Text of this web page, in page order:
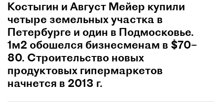
Костыгин и Август Мейер купили
четыре земельных участка в
Петербурге и один в Подмосковье.
1м2 обошелся бизнесменам в $70–
80. Строительство новых
продуктовых гипермаркетов
начнется в 2013 г.